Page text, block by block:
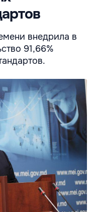
внедрила в
91,66%